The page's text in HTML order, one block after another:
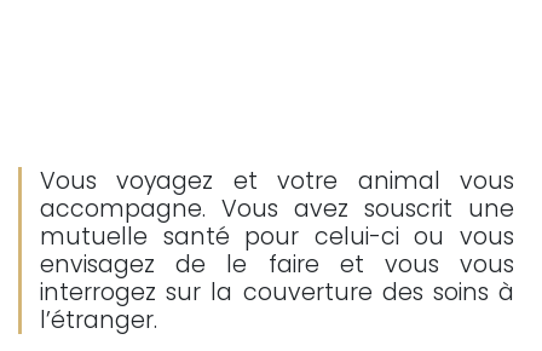
Vous voyagez et votre animal vous
accompagne. Vous avez souscrit une
mutuelle santé pour celui-ci ou vous
envisagez de le faire et vous vous
interrogez sur la couverture des soins à
l’étranger.